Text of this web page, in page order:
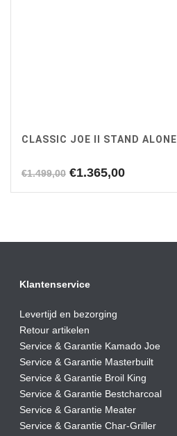
CLASSIC JOE II STAND ALONE
€1.499,00 Oorspronkelijke
€1.365,00Huidige
Klantenservice
Levertijd en bezorging
Retour artikelen
Service & Garantie Kamado Joe
Service & Garantie Masterbuilt
Service & Garantie Broil King
Service & Garantie Bestcharcoal
Service & Garantie Meater
Service & Garantie Char-Griller